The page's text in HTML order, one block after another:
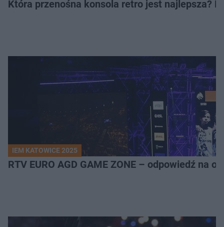
Która przenośna konsola retro jest najlepsza?
IEM KATOWICE 2025
RTV EURO AGD GAME ZONE – odpowiedź na